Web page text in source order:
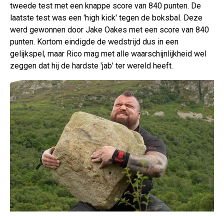
tweede test met een knappe score van 840 punten. De
laatste test was een 'high kick' tegen de boksbal. Deze
werd gewonnen door Jake Oakes met een score van 840
punten. Kortom eindigde de wedstrijd dus in een
gelijkspel, maar Rico mag met alle waarschijnlijkheid wel
zeggen dat hij de hardste 'jab' ter wereld heeft.